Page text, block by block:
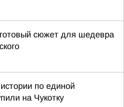
сюжет для шедевра
по единой
на Чукотку